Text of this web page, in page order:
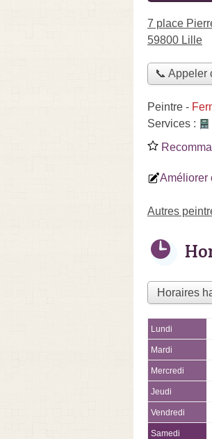
7 place
59800 Lille
📞 Appeler
Peintre -
Services :
Améliorer
Autres
Lundi
Mardi
Mercredi
Jeudi
Vendredi
Samedi